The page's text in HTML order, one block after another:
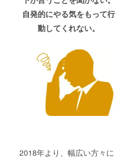
自発的にやる気をもって行
動してくれない。
2018年より、幅広い方々に